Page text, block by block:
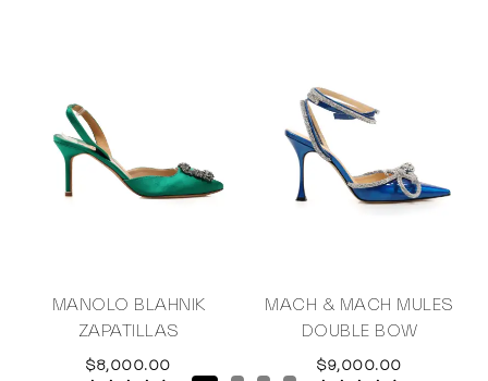
MANOLO BLAHNIK
ZAPATILLAS
$8,000.00
MACH & MACH MULES
DOUBLE BOW
$9,000.00